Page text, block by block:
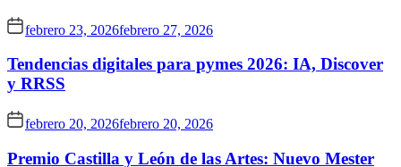
febrero 23, 2026febrero 27, 2026
Tendencias digitales para pymes 2026: IA, Discover
y RRSS
febrero 20, 2026febrero 20, 2026
Premio Castilla y León de las Artes: Nuevo Mester